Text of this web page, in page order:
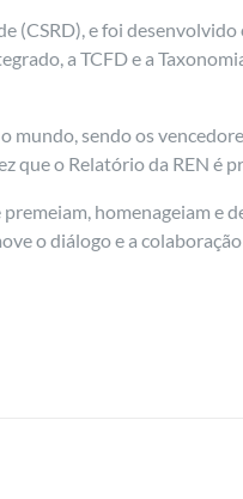
(CSRD), e foi desenvolvido
a TCFD e a
mundo, sendo os
que o Relatório da REN é
homenageiam e
o diálogo e a